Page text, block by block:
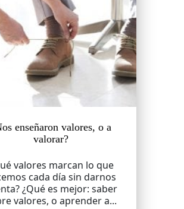
enseñaron valores, o a
valorar?
valores marcan lo que
cada día sin darnos
¿Qué es mejor: saber
valores, o aprender a...